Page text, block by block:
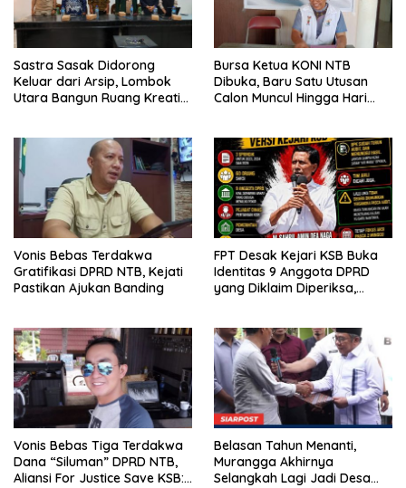
Sastra Sasak Didorong
Keluar dari Arsip, Lombok
Utara Bangun Ruang Kreatif
Bursa Ketua KONI NTB
Dibuka, Baru Satu Utusan
Calon Muncul Hingga Hari
Vonis Bebas Terdakwa
Gratifikasi DPRD NTB, Kejati
Pastikan Ajukan Banding
FPT Desak Kejari KSB Buka
Identitas 9 Anggota DPRD
yang Diklaim Diperiksa,
Vonis Bebas Tiga Terdakwa
Dana “Siluman” DPRD NTB,
Aliansi For Justice Save KSB:
Belasan Tahun Menanti,
Murangga Akhirnya
Selangkah Lagi Jadi Desa